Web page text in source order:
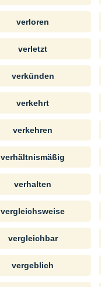
verloren
verletzt
verkünden
verkehrt
verkehren
verhältnismäßig
verhalten
vergleichsweise
vergleichbar
vergeblich